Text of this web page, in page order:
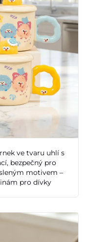
ve tvaru uhlí s
bezpečný pro
motivem –
pro dívky